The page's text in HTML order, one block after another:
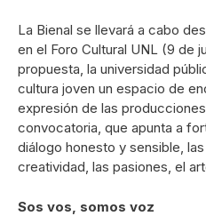
La Bienal se llevará a cabo
en el Foro Cultural UNL (9 de
propuesta, la universidad
cultura joven un espacio de
expresión de las
convocatoria, que apunta a
diálogo honesto y sensible,
creatividad, las pasiones, el
Sos vos, somos voz